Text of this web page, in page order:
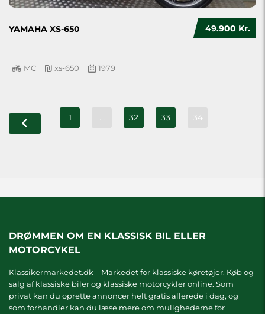
49.900 Kr.
YAMAHA XS-650
MC xs-650 1979
1 … 32 33 34
DRØMMEN OM EN KLASSISK BIL ELLER
MOTORCYKEL
Klassikermarkedet.dk – Markedet for klassiske køretøjer. Køb og
salg af klassiske biler og klassiske motorcykler online. Som
privat kan du oprette annoncer helt gratis allerede i dag, og
som forhandler kan du læse mere om mulighederne for